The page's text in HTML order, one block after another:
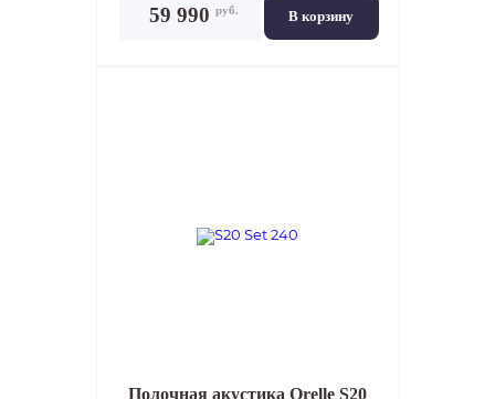
В корзину
59 990 руб.
Полочная акустика Orelle S20